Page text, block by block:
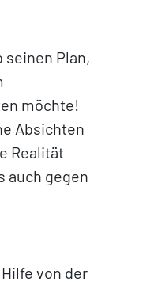
seinen Plan,
möchte!
Absichten
Realität
auch gegen
von der